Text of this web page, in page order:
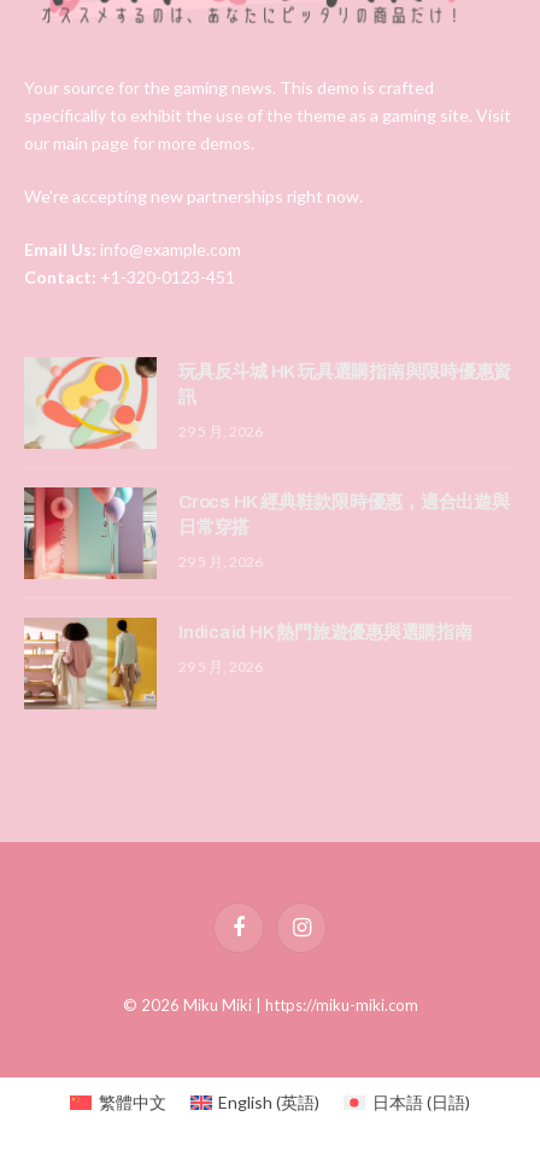
Your source for the gaming news. This demo is crafted
specifically to exhibit the use of the theme as a gaming site. Visit
our main page for more demos.
We're accepting new partnerships right now.
Email Us: info@example.com
Contact: +1-320-0123-451
玩具反斗城 HK 玩具選購指南與限時優惠資
訊
29 5 月, 2026
Crocs HK 經典鞋款限時優惠，適合出遊與
日常穿搭
29 5 月, 2026
Indicaid HK 熱門旅遊優惠與選購指南
29 5 月, 2026
FacebookInstagram
© 2026 Miku Miki | https://miku-miki.com
繁體中文 English (英語) 日本語(日語)